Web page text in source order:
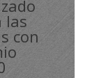
las
con